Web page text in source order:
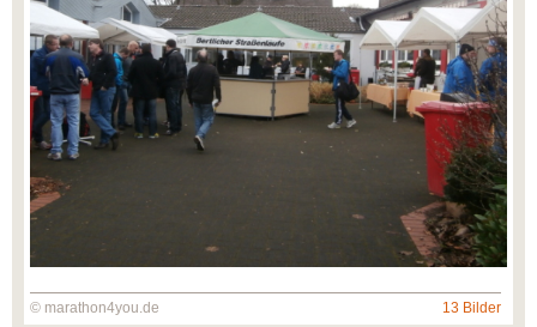
© marathon4you.de 13 Bilder